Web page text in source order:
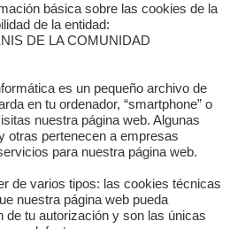
Contacto
Dónde estamos
departamentos
Horario
de contacto
básica sobre las cookies de la
de la entidad:
DE LA COMUNIDAD
es un pequeño archivo de
en tu ordenador, “smartphone” o
nuestra página web. Algunas
otras pertenecen a empresas
para nuestra página web.
de varios tipos: las cookies técnicas
nuestra página web pueda
de tu autorización y son las únicas